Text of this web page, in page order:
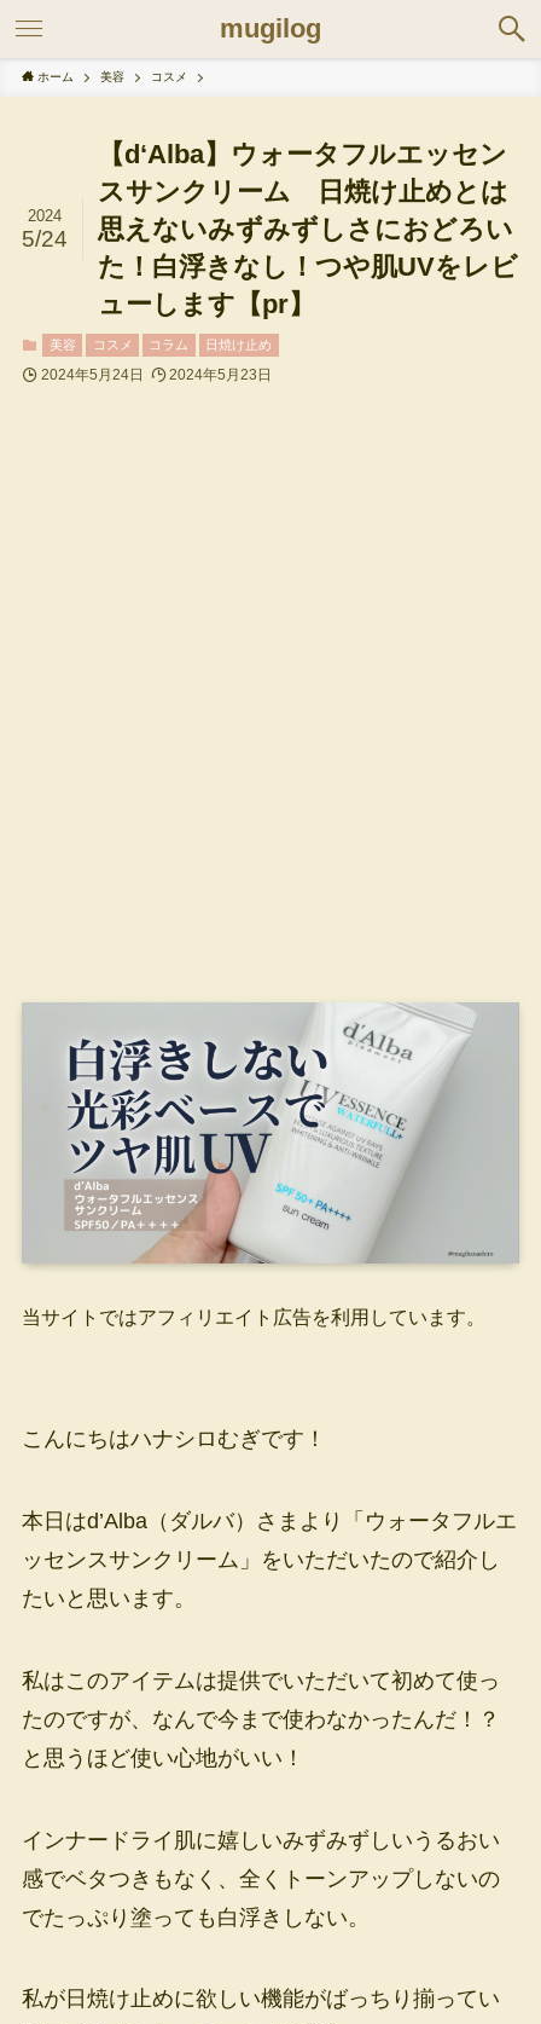
mugilog
ホーム 美容 コスメ
【d‘Alba】ウォータフルエッセン
スサンクリーム 日焼け止めとは
思えないみずみずしさにおどろい
た！白浮きなし！つや肌UVをレビ
ューします【pr】
2024
5/24
美容 コスメ コラム 日焼け止め
2024年5月24日 2024年5月23日
当サイトではアフィリエイト広告を利用しています。
こんにちはハナシロむぎです！
本日はd’Alba（ダルバ）さまより「ウォータフルエ
ッセンスサンクリーム」をいただいたので紹介し
たいと思います。
私はこのアイテムは提供でいただいて初めて使っ
たのですが、なんで今まで使わなかったんだ！？
と思うほど使い心地がいい！
インナードライ肌に嬉しいみずみずしいうるおい
感でベタつきもなく、全くトーンアップしないの
でたっぷり塗っても白浮きしない。
私が日焼け止めに欲しい機能がばっちり揃ってい